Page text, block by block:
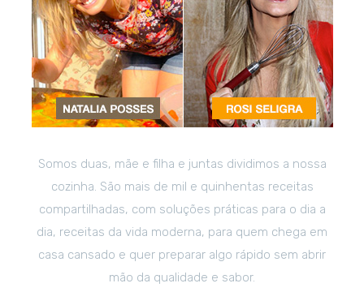
Somos duas, mãe e filha e juntas dividimos a nossa
cozinha. São mais de mil e quinhentas receitas
compartilhadas, com soluções práticas para o dia a
dia, receitas da vida moderna, para quem chega em
casa cansado e quer preparar algo rápido sem abrir
mão da qualidade e sabor.